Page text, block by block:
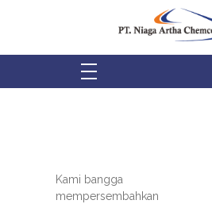
PT Niaga Artha Chemcons
Kami bangga
mempersembahkan